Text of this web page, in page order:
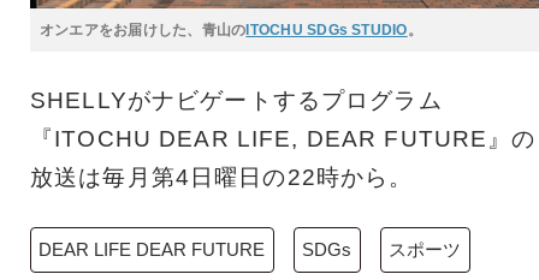
オンエアをお届けした、青山のITOCHU SDGs STUDIO。
SHELLYがナビゲートするプログラム
『ITOCHU DEAR LIFE, DEAR FUTURE』の
放送は毎月第4日曜日の22時から。
DEAR LIFE DEAR FUTURE SDGs スポーツ